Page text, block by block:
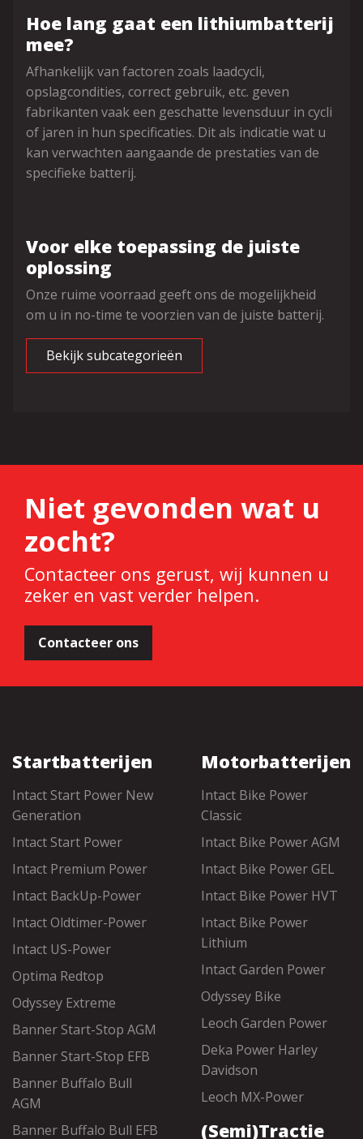
Hoe lang gaat een lithiumbatterij
mee?
Afhankelijk van factoren zoals laadcycli,
opslagcondities, correct gebruik, etc. geven
fabrikanten vaak een geschatte levensduur in cycli
of jaren in hun specificaties. Dit als indicatie wat u
kan verwachten aangaande de prestaties van de
specifieke batterij.
Voor elke toepassing de juiste
oplossing
Onze ruime voorraad geeft ons de mogelijkheid
om u in no-time te voorzien van de juiste batterij.
Bekijk subcategorieën
Niet gevonden wat u
zocht?
Contacteer ons gerust, wij kunnen u
zeker en vast verder helpen.
Contacteer ons
Startbatterijen
Intact Start Power New
Generation
Intact Start Power
Intact Premium Power
Intact BackUp-Power
Intact Oldtimer-Power
Intact US-Power
Optima Redtop
Odyssey Extreme
Banner Start-Stop AGM
Banner Start-Stop EFB
Banner Buffalo Bull
AGM
Banner Buffalo Bull EFB
Motorbatterijen
Intact Bike Power
Classic
Intact Bike Power AGM
Intact Bike Power GEL
Intact Bike Power HVT
Intact Bike Power
Lithium
Intact Garden Power
Odyssey Bike
Leoch Garden Power
Deka Power Harley
Davidson
Leoch MX-Power
(Semi)Tractie